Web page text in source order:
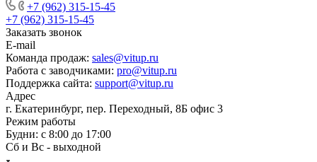
+7 (962) 315-15-45
+7 (962) 315-15-45
Заказать звонок
E-mail
Команда продаж: sales@vitup.ru
Работа с заводчиками: pro@vitup.ru
Поддержка сайта: support@vitup.ru
Адрес
г. Екатеринбург, пер. Переходный, 8Б офис 3
Режим работы
Будни: с 8:00 до 17:00
Сб и Вс - выходной